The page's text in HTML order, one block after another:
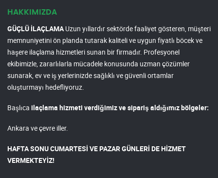
HAKKIMIZDA
GÜÇLÜ İLAÇLAMAUzun yıllardır sektörde faaliyet gösteren, müşteri
memnuniyetini ön planda tutarak kaliteli ve uygun fiyatlı böcek ve
haşere ilaçlama hizmetleri sunan bir firmadır. Profesyonel
ekibimizle, zararlılarla mücadele konusunda uzman çözümler
sunarak, ev ve iş yerlerinizde sağlıklı ve güvenli ortamlar
oluşturmayı hedefliyoruz.
Başlıca ilaçlama hizmeti verdiğimiz ve sipariş aldığımız bölgeler:
Ankara ve çevre iller.
HAFTA SONU CUMARTESİ VE PAZAR GÜNLERİ DE HİZMET
VERMEKTEYİZ!